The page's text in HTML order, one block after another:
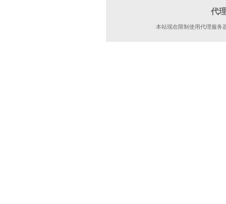
代
本站现在限制使用代理服务